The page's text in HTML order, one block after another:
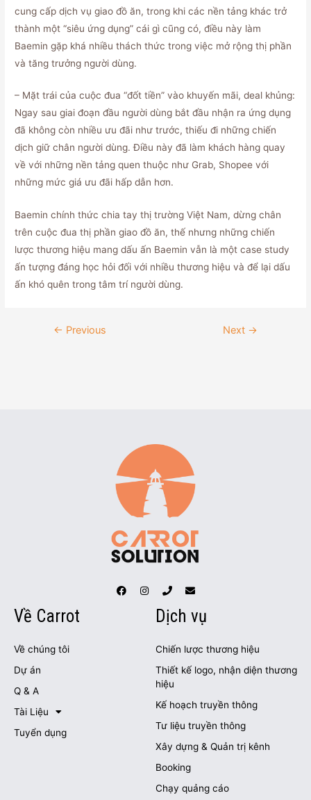
cung cấp dịch vụ giao đồ ăn, trong khi các nền tảng khác trở
thành một “siêu ứng dụng” cái gì cũng có, điều này làm
Baemin gặp khá nhiều thách thức trong việc mở rộng thị phần
và tăng trưởng người dùng.
– Mặt trái của cuộc đua “đốt tiền” vào khuyến mãi, deal khủng:
Ngay sau giai đoạn đầu người dùng bắt đầu nhận ra ứng dụng
đã không còn nhiều ưu đãi như trước, thiếu đi những chiến
dịch giữ chân người dùng. Điều này đã làm khách hàng quay
về với những nền tảng quen thuộc như Grab, Shopee với
những mức giá ưu đãi hấp dẫn hơn.
Baemin chính thức chia tay thị trường Việt Nam, dừng chân
trên cuộc đua thị phần giao đồ ăn, thế nhưng những chiến
lược thương hiệu mang dấu ấn Baemin vẫn là một case study
ấn tượng đáng học hỏi đối với nhiều thương hiệu và để lại dấu
ấn khó quên trong tâm trí người dùng.
← Previous Next →
Về Carrot
Về chúng tôi
Dự án
Q & A
Tài Liệu
Tuyển dụng
Dịch vụ
Chiến lược thương hiệu
Thiết kế logo, nhận diện thương
hiệu
Kế hoạch truyền thông
Tư liệu truyền thông
Xây dựng & Quản trị kênh
Booking
Chạy quảng cáo